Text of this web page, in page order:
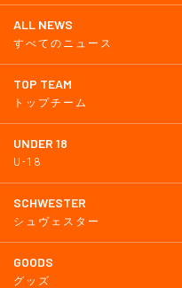
ALL NEWS
すべてのニュース
TOP TEAM
トップチーム
UNDER 18
U-18
SCHWESTER
シュヴェスター
GOODS
グッズ